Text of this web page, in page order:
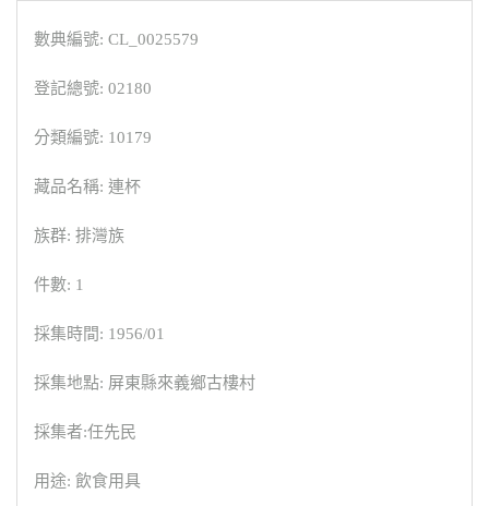
數典編號: CL_0025579
登記總號: 02180
分類編號: 10179
藏品名稱: 連杯
族群: 排灣族
件數: 1
採集時間: 1956/01
採集地點: 屏東縣來義鄉古樓村
採集者:任先民
用途: 飲食用具